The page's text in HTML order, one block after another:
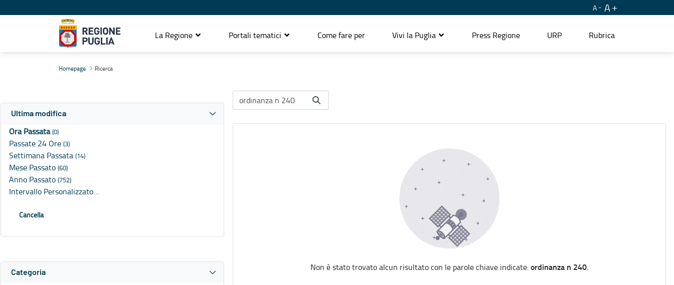
A A
La Regione Portali tematici Come fare per Vivi la Puglia Press Regione URP Rubrica
Homepage Ricerca
Ultima modifica
Ora Passata(0)
Passate 24 Ore (3)
Settimana Passata (14)
Mese Passato (60)
Anno Passato (752)
Intervallo Personalizzato…
Cancella
Categoria Non è stato trovato alcun risultato con le parole chiave indicate:ordinanza n 240.